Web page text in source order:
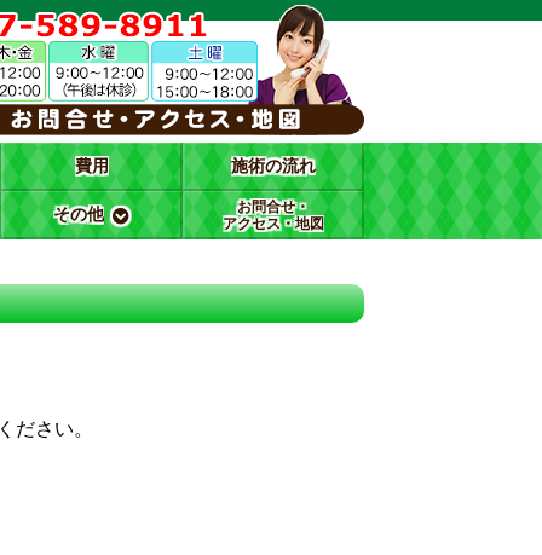
費用 施術の流れ
その他
お問合せ・
アクセス・地図
さい。